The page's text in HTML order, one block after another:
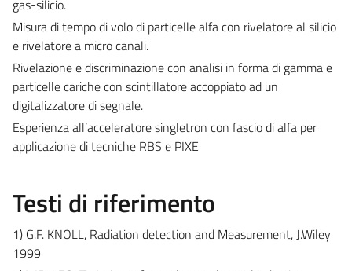
gas-silicio.
Misura di tempo di volo di particelle alfa con rivelatore al silicio
e rivelatore a micro canali.
Rivelazione e discriminazione con analisi in forma di gamma e
particelle cariche con scintillatore accoppiato ad un
digitalizzatore di segnale.
Esperienza all’acceleratore singletron con fascio di alfa per
applicazione di tecniche RBS e PIXE
Testi di riferimento
1) G.F. KNOLL, Radiation detection and Measurement, J.Wiley
1999